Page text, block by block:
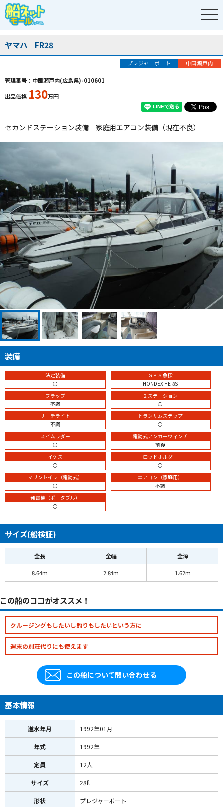
ヤマハ FR28
プレジャーボート 中国瀬戸内
管理番号：中国瀬戸内(広島県)-010601
出品価格 130万円
セカンドステーション装備 家庭用エアコン装備（現在不良）
装備
法定装備
〇
ＧＰＳ魚探
HONDEX HE-8S
フラップ
不調
２ステーション
〇
サーチライト
不調
トランサムステップ
〇
スイムラダー
〇
電動式アンカーウィンチ
前後
イケス
〇
ロッドホルダー
〇
マリントイレ（電動式）
〇
エアコン（家庭用）
不調
発電機（ポータブル）
〇
サイズ(船検証)
全長 全幅 全深
8.64m 2.84m 1.62m
この船のココがオススメ！
クルージングもしたいし釣りもしたいという方に
週末の別荘代りにも使えます
この船について問い合わせる
基本情報
進水年月 1992年01月
年式 1992年
定員 12人
サイズ 28ft
形状 プレジャーボート